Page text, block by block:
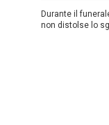
Durante il
non distolse lo